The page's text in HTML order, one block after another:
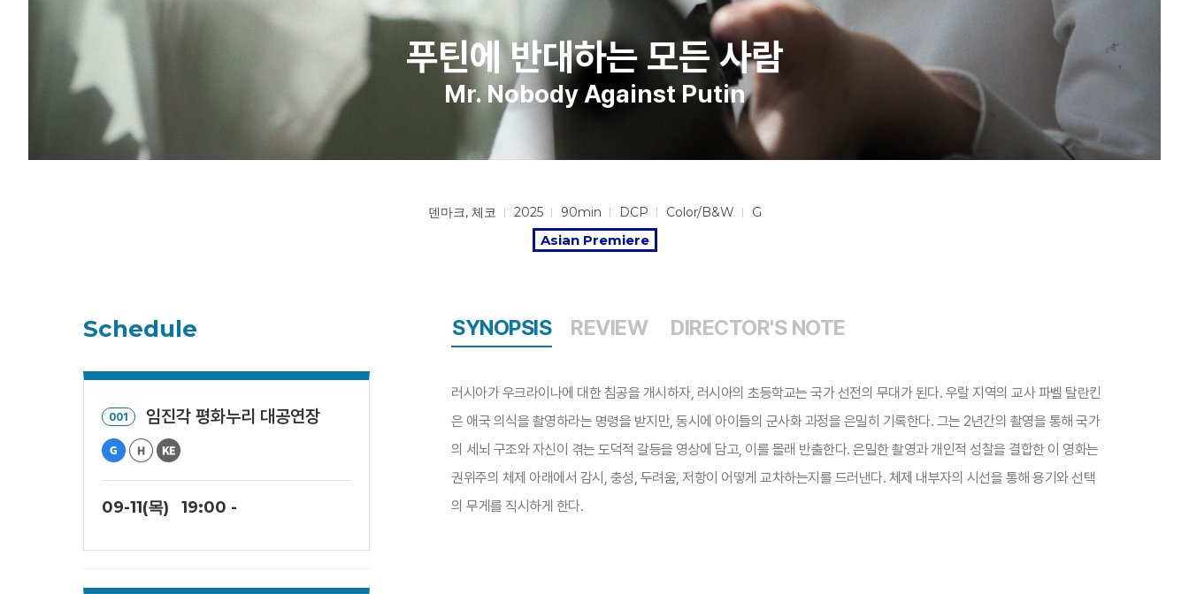
푸틴에 반대하는 모든 사람
Mr. Nobody Against Putin
덴마크, 체코 2025 90min DCP Color/B&W G
Asian Premiere
SYNOPSIS REVIEW DIRECTOR'S NOTE
러시아가 우크라이나에 대한 침공을 개시하자, 러시아의 초등학교는 국가 선전의 무대가 된다. 우랄 지역의 교사 파벨 탈란킨
은 애국 의식을 촬영하라는 명령을 받지만, 동시에 아이들의 군사화 과정을 은밀히 기록한다. 그는 2년간의 촬영을 통해 국가
의 세뇌 구조와 자신이 겪는 도덕적 갈등을 영상에 담고, 이를 몰래 반출한다. 은밀한 촬영과 개인적 성찰을 결합한 이 영화는
권위주의 체제 아래에서 감시, 충성, 두려움, 저항이 어떻게 교차하는지를 드러낸다. 체제 내부자의 시선을 통해 용기와 선택
의 무게를 직시하게 한다.
Schedule
001 임진각 평화누리 대공연장
09-11(목) 19:00 -